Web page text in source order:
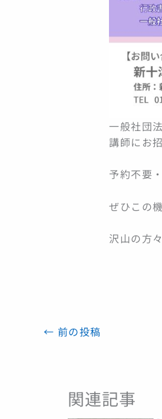
一般社団
講師にお
予約不要
ぜひこの
沢山の方
← 前の投稿
関連記事